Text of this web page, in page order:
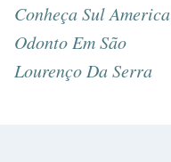
Conheça Sul America
Odonto Em São
Lourenço Da Serra